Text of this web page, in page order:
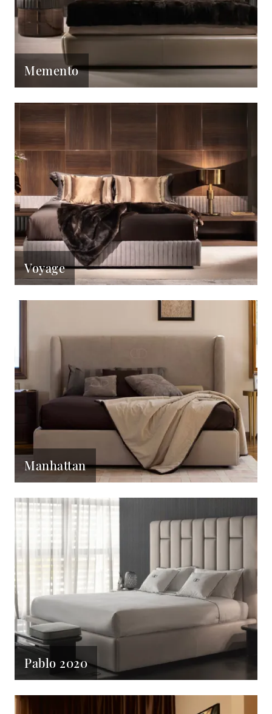
Memento
Voyage
Manhattan
Pablo 2020